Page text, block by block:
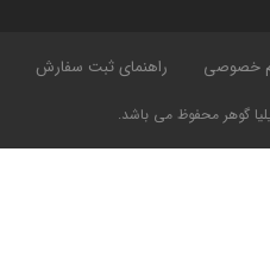
گوهر محفوظ می باشد.
خصوصی راهنمای ثبت سفارش